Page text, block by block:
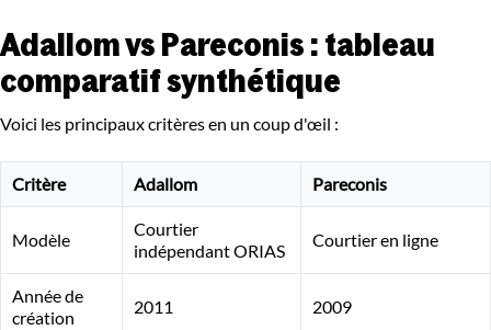
Adallom vs Pareconis : tableau
comparatif synthétique
Voici les principaux critères en un coup d'œil :
Critère Adallom Pareconis
Modèle
Courtier
indépendant ORIAS
Courtier en ligne
Année de
création
2011 2009